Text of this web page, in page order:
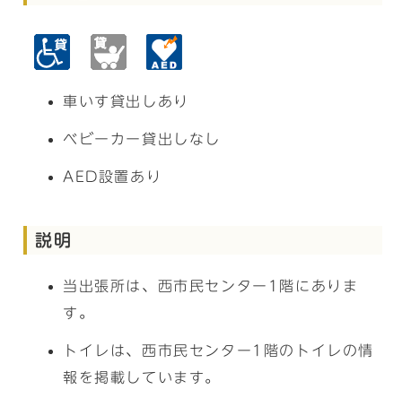
車いす貸出しあり
ベビーカー貸出しなし
AED設置あり
説明
当出張所は、西市民センター1階にありま
す。
トイレは、西市民センター1階のトイレの情
報を掲載しています。